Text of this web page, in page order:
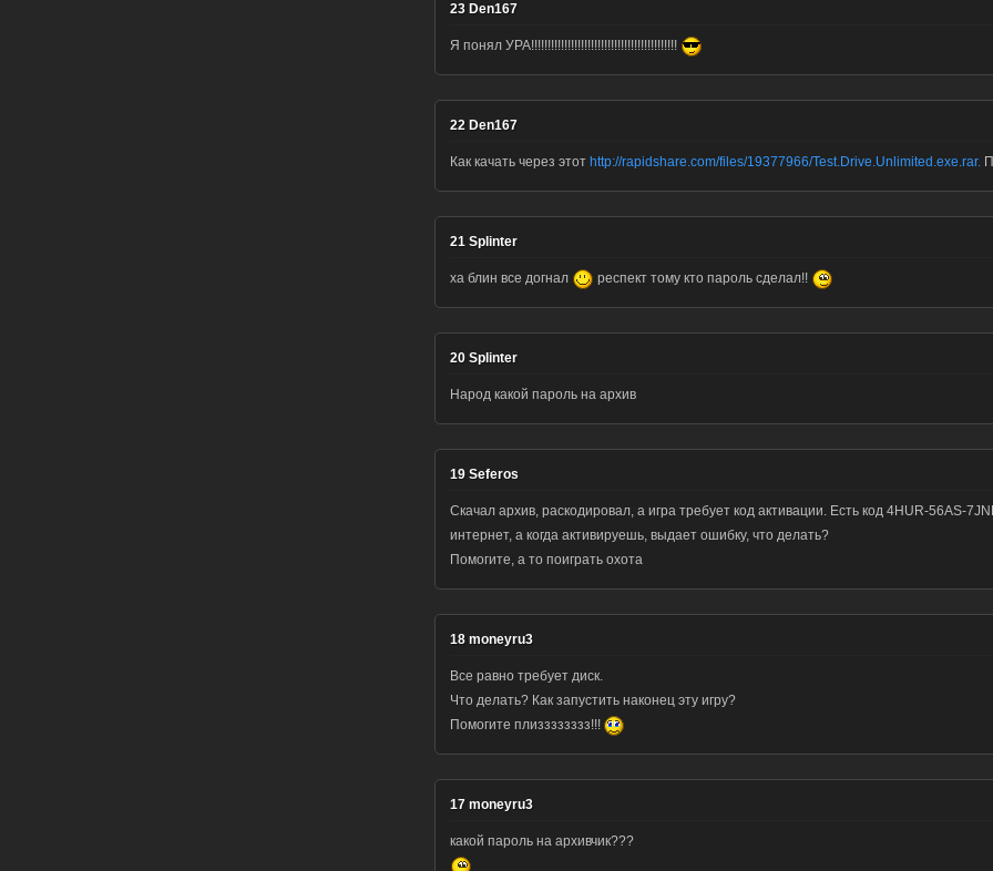
23 Den167
Я понял УРА!!!!!!!!!!!!!!!!!!!!!!!!!!!!!!!!!!!!!!!!!!!!
22 Den167
Как качать через этот http://rapidshare.com/files/19377966/Test.Drive.Unlimited.exe.rar.
21 Splinter
ха блин все догнал респект тому кто пароль сделал!!
20 Splinter
Народ какой пароль на архив
19 Seferos
Скачал архив, раскодировал, а игра требует код активации. Есть код 4HUR-56AS-
интернет, а когда активируешь, выдает ошибку, что делать?
Помогите, а то поиграть охота
18 moneyru3
Все равно требует диск.
Что делать? Как запустить наконец эту игру?
Помогите плизззззззз!!!
17 moneyru3
какой пароль на архивчик???